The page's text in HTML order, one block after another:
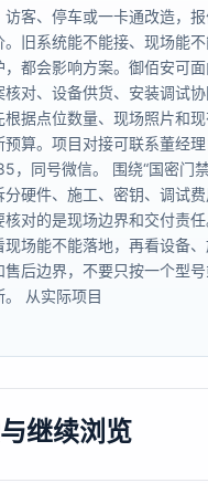
访客、停车或一卡通改造，
旧系统能不能接、现场能不
，都会影响方案。御佰安可
核对、设备供货、安装调试
根据点位数量、现场照片和
算。项目对接可联系董经理
，同号微信。 围绕“国密门
硬件、施工、密钥、调试费
核对的是现场边界和交付责
场能不能落地，再看设备、
售后边界，不要只按一个型
从实际项目
继续浏览